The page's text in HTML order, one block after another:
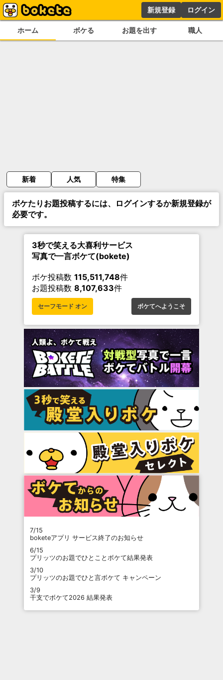
新規登録 ログイン
ホーム ボケる お題を出す 職人
新着 人気 特集
ボケたりお題投稿するには、ログインするか新規登録が
必要です。
3秒で笑える大喜利サービス
写真で一言ボケて(bokete)
ボケ投稿数 115,511,748件
お題投稿数 8,107,633件
セーフモード オン ボケてへようこそ
7/15
boketeアプリ サービス終了のお知らせ
6/15
プリッツのお題でひとことボケて結果発表
3/10
プリッツのお題でひと言ボケて キャンペーン
3/9
干支でボケて2026 結果発表